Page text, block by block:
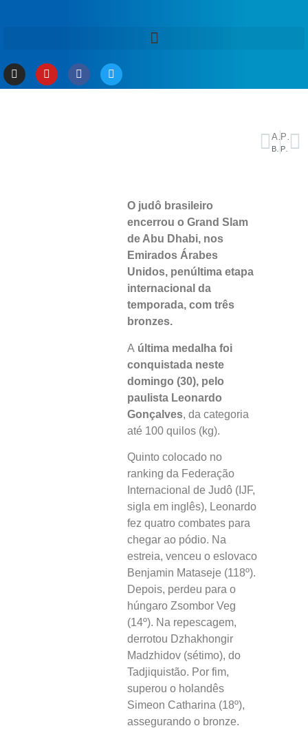
O judô brasileiro
encerrou o Grand Slam
de Abu Dhabi, nos
Emirados Árabes
Unidos, penúltima etapa
internacional da
temporada, com três
bronzes.
A última medalha foi
conquistada neste
domingo (30), pelo
paulista Leonardo
Gonçalves, da categoria
até 100 quilos (kg).
Quinto colocado no
ranking da Federação
Internacional de Judô (IJF,
sigla em inglês), Leonardo
fez quatro combates para
chegar ao pódio. Na
estreia, venceu o eslovaco
Benjamin Mataseje (118º).
Depois, perdeu para o
húngaro Zsombor Veg
(14º). Na repescagem,
derrotou Dzhakhongir
Madzhidov (sétimo), do
Tadjiquistão. Por fim,
superou o holandês
Simeon Catharina (18º),
assegurando o bronze.
ANTERIOR
Brasil x Coreia do Sul: onde assistir, horário do jogo e escalações
PRÓXIMO
Presidente do TCE-AM compõe mesa de honra na cerimônia da Medalha da Ordem do Mérito Judiciário do TJAM